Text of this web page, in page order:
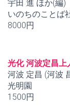
宇田 進 ほか(編)
いのちのことば
8000円
光化 河波定昌
河波 定昌 (河波
光明園
1500円